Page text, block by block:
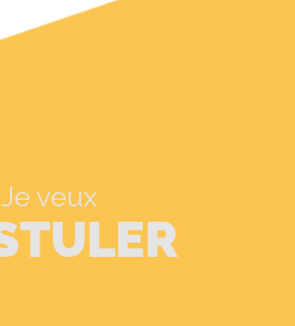
Je veux